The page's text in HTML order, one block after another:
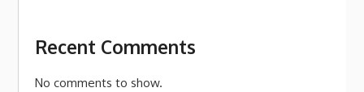
Recent Comments
No comments to show.